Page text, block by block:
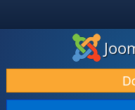
DOWNLOAD & BREID UIT
ONTDEK & LEER